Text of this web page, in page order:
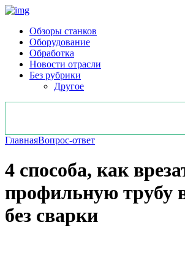
Обзоры станков
Оборудование
Обработка
Новости отрасли
Без рубрики
Другое
ГлавнаяВопрос-ответ
4 способа, как
профильную трубу
без сварки